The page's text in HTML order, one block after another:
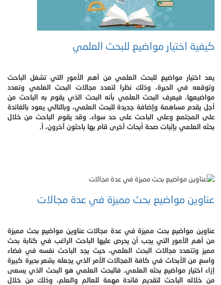
كيفية اختيار مواضيع للبحث العلمي
يعد اختيار مواضيع للبحث العلمي من أهم الأمور التي تشغل الباحث
وتوقعه في الحيرة، وذلك نظرا لتعدد مجالات البحث العلمي وتعدد
مواضيعها. فيعرف البحث العلمي بأنه البحث الذي يقوم به الباحث من
أجل يقدم مساهمة وإضافة جديدة للبحث العلمي، وبالتالي يعود بالفائدة
على المجتمع وعلى الباحث على حد سواء. وقد يقوم الباحث من خلال
بحثه العلمي بإثبات صحة أبحاث أخرى قام بها باحثون آخرون، أ.
عناوين مواضيع بحث مميزة في عدة مجالات
عناوين مواضيع بحث مميزة في عدة مجالات عناوين مواضيع بحث مميزة
من أهم الأمور التي يجب أن يحرص عليها الباحث الراغب في كتابة بحث
مميز وتتعدد مجالات البحث العلمي، حيث يجد الباحث نفسه في فضاء
واسع من الأبحاث في كافة المجالات الأمر الذي يجعله يشعر بحيرة كبيرة
إزاء اختيار مواضيع بحثه العلمي. فالبحث العلمي هو البحث الذي يسعى
من خلاله الباحث لتقديم فائدة مهمة للعالم والعلم، وذلك من خلال